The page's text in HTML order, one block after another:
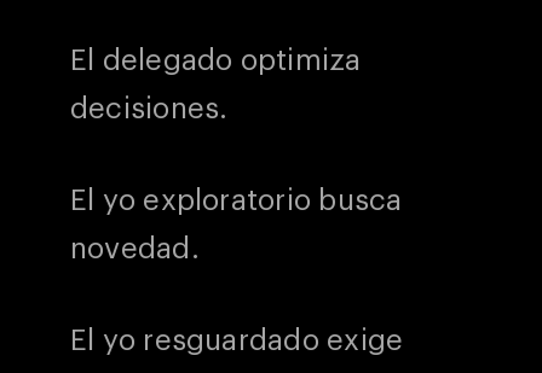
El delegado optimiza
decisiones.
El yo exploratorio busca
novedad.
El yo resguardado exige